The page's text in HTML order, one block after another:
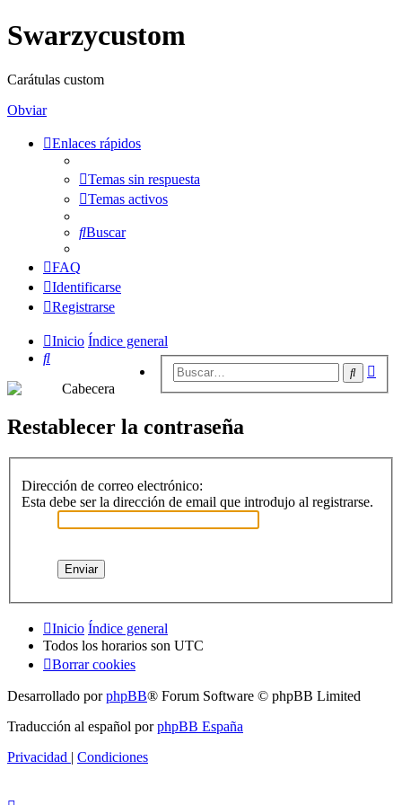
Swarzycustom
Carátulas custom
Obviar
Enlaces rápidos
Temas sin respuesta
Temas activos
Buscar
FAQ
Identificarse
Registrarse
Inicio Índice general
Buscar
Buscar
Restablecer la contraseña
Dirección de correo electrónico:
Esta debe ser la dirección de email que introdujo al registrarse.
Inicio Índice general
Todos los horarios son UTC
Borrar cookies
Desarrollado porphpBB® Forum Software © phpBB Limited
Traducción al español porphpBB España
Privacidad | Condiciones